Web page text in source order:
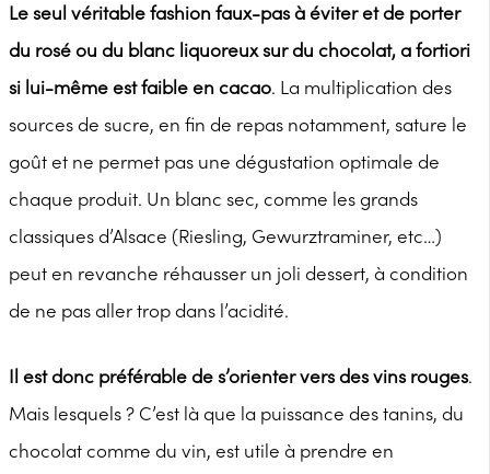
Le seul véritable fashion faux-pas à éviter et de porter
du rosé ou du blanc liquoreux sur du chocolat, a fortiori
si lui-même est faible en cacao. La multiplication des
sources de sucre, en fin de repas notamment, sature le
goût et ne permet pas une dégustation optimale de
chaque produit. Un blanc sec, comme les grands
classiques d’Alsace (Riesling, Gewurztraminer, etc…)
peut en revanche réhausser un joli dessert, à condition
de ne pas aller trop dans l’acidité.
Il est donc préférable de s’orienter vers des vins rouges.
Mais lesquels ? C’est là que la puissance des tanins, du
chocolat comme du vin, est utile à prendre en